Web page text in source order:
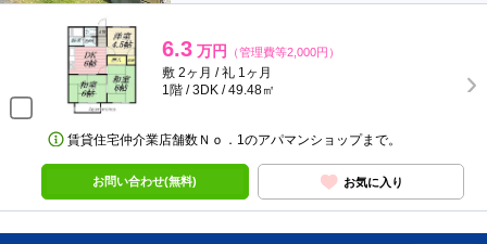
6.3 万円 （管理費等2,000円）
敷 2ヶ月 / 礼 1ヶ月
1階 / 3DK / 49.48㎡
賃貸住宅仲介業店舗数Ｎｏ．1のアパマンショップまで。
お問い合わせ(無料) お気に入り